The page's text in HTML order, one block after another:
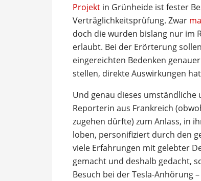
Projekt in Grünheide ist fester
Verträglichkeitsprüfung. Zwar
doch die wurden bislang nur im
erlaubt. Bei der Erörterung
eingereichten Bedenken
stellen, direkte Auswirkungen
Und genau dieses
Reporterin aus Frankreich
zugehen dürfte) zum Anlass, in
loben, personifiziert durch den
viele Erfahrungen mit gelebter
gemacht und deshalb gedacht,
Besuch bei der Tesla-Anhörung